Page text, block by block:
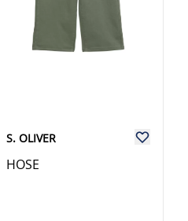
S. OLIVER
HOSE